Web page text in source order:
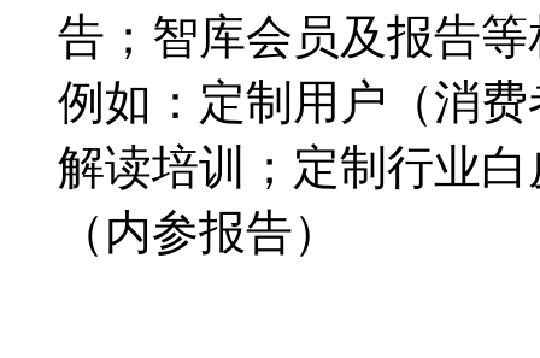
告；智库会员及报告
例如：定制用户（消
解读培训；定制行业
（内参报告）